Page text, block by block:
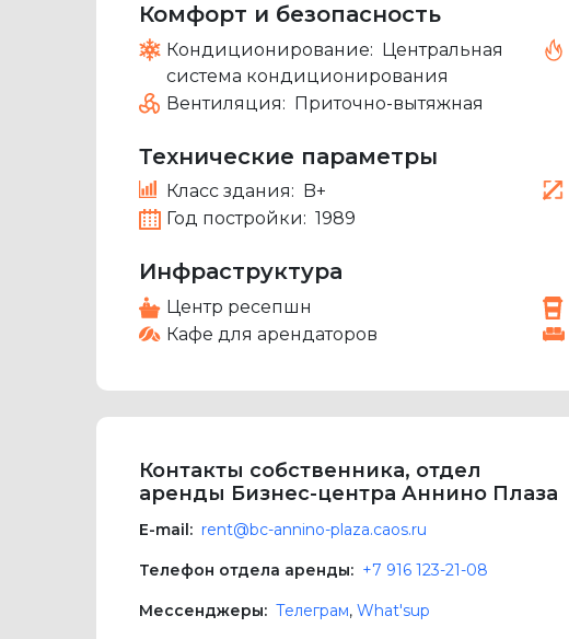
Комфорт и безопасность
Кондиционирование: Центральная
система кондиционирования
Вентиляция: Приточно-вытяжная
Технические параметры
Класс здания:
B+
Год постройки: 1989
Инфраструктура
Центр ресепшн
Кафе для арендаторов
Контакты собственника, отдел
аренды Бизнес-центра Аннино Плаза
E-mail: rent@bc-annino-plaza.caos.ru
Телефон отдела аренды: +7 916 123-21-08
Мессенджеры: Телеграм, What'sup